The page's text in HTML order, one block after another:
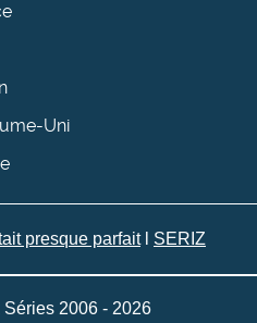
Uni
presque parfaitl SERIZ
2006 - 2026